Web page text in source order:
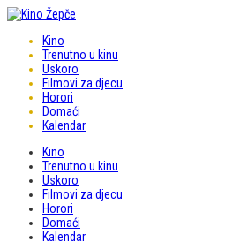
Kino
Trenutno u kinu
Uskoro
Filmovi za djecu
Horori
Domaći
Kalendar
Kino
Trenutno u kinu
Uskoro
Filmovi za djecu
Horori
Domaći
Kalendar